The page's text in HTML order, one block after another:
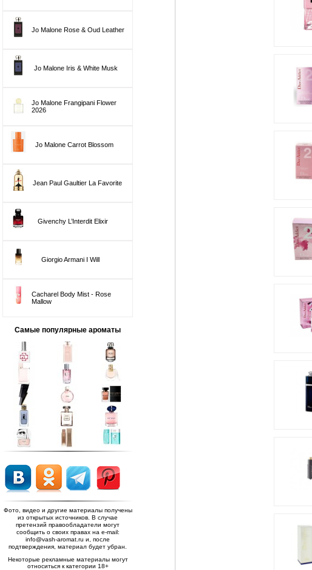
Jo Malone Rose & Oud Leather
Jo Malone Iris & White Musk
Jo Malone Frangipani Flower
2026
Jo Malone Carrot Blossom
Jean Paul Gaultier La Favorite
Givenchy L’Interdit Elixir
Giorgio Armani I Will
Cacharel Body Mist - Rose
Mallow
Самые популярные ароматы
Фото, видео и другие материалы получены
из открытых источников. В случае
претензий правообладатели могут
сообщить о своих правах на e-mail:
info@vash-aromat.ru и, после
подтверждения, материал будет убран.
Некоторые рекламные материалы могут
относиться к категории 18+